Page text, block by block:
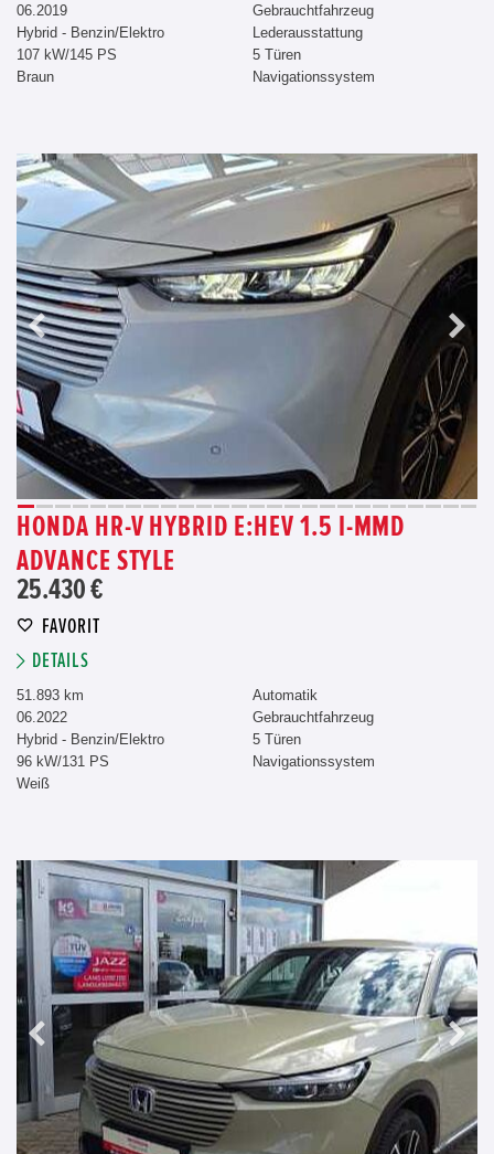
06.2019
Hybrid - Benzin/Elektro
107 kW/145 PS
Braun
Gebrauchtfahrzeug
Lederausstattung
5 Türen
Navigationssystem
HONDA HR-V HYBRID E:HEV 1.5 I-MMD
ADVANCE STYLE
25.430 €
FAVORIT
DETAILS
51.893 km
06.2022
Hybrid - Benzin/Elektro
96 kW/131 PS
Weiß
Automatik
Gebrauchtfahrzeug
5 Türen
Navigationssystem